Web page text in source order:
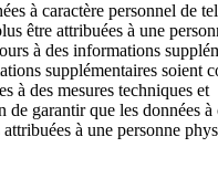
à caractère personnel de
être attribuées à une
à des informations
supplémentaires soient
à des mesures techniques et
de garantir que les données à
à une personne